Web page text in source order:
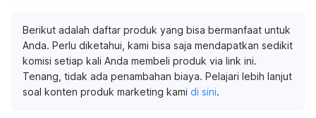
Berikut adalah daftar produk yang bisa bermanfaat untuk
Anda. Perlu diketahui, kami bisa saja mendapatkan sedikit
komisi setiap kali Anda membeli produk via link ini.
Tenang, tidak ada penambahan biaya. Pelajari lebih lanjut
soal konten produk marketing kami di sini.